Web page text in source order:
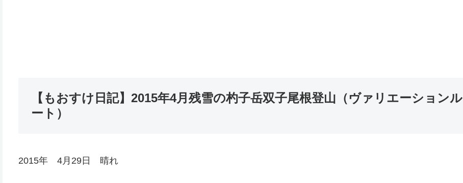
【もおすけ日記】2015年4月残雪の杓子岳双子尾根登山（ヴァリエーションル
ート）
2015年 4月29日 晴れ